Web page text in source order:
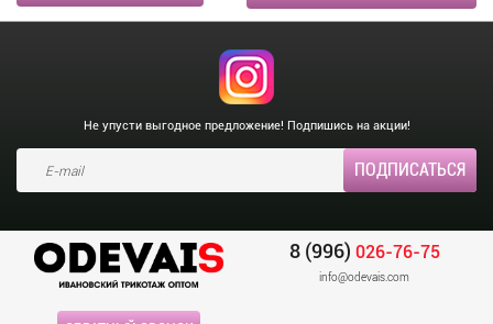
Не упусти выгодное предложение! Подпишись на акции!
8 (996) 026-76-75
info@odevais.com